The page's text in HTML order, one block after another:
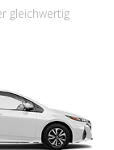
gleichwertig